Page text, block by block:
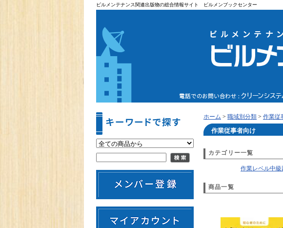
ビルメンテナンス関連出版物の総合情報サイト ビルメンブックセンター
ホーム > 職域別分類 > 作業従
作業従事者向け
カテゴリー一覧
作業レベル中級
商品一覧